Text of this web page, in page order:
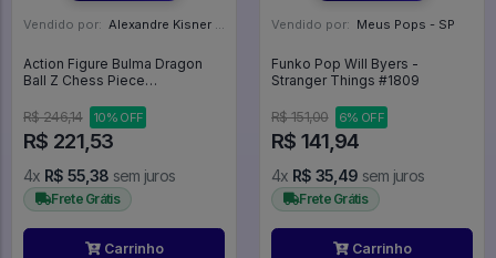
Vendido por: Alexandre Kisner - PR
Action Figure Bulma Dragon
Ball Z Chess Piece
Ball Z
R$ 246,14 10% OFF
R$ 221,53
4x R$ 55,38 sem juros
Frete Grátis
Carrinho
Vendido por: Meus Pops - SP
Funko Pop Will Byers -
Stranger Things #1809
R$ 151,00 6% OFF
R$ 141,94
4x R$ 35,49 sem juros
Frete Grátis
Carrinho